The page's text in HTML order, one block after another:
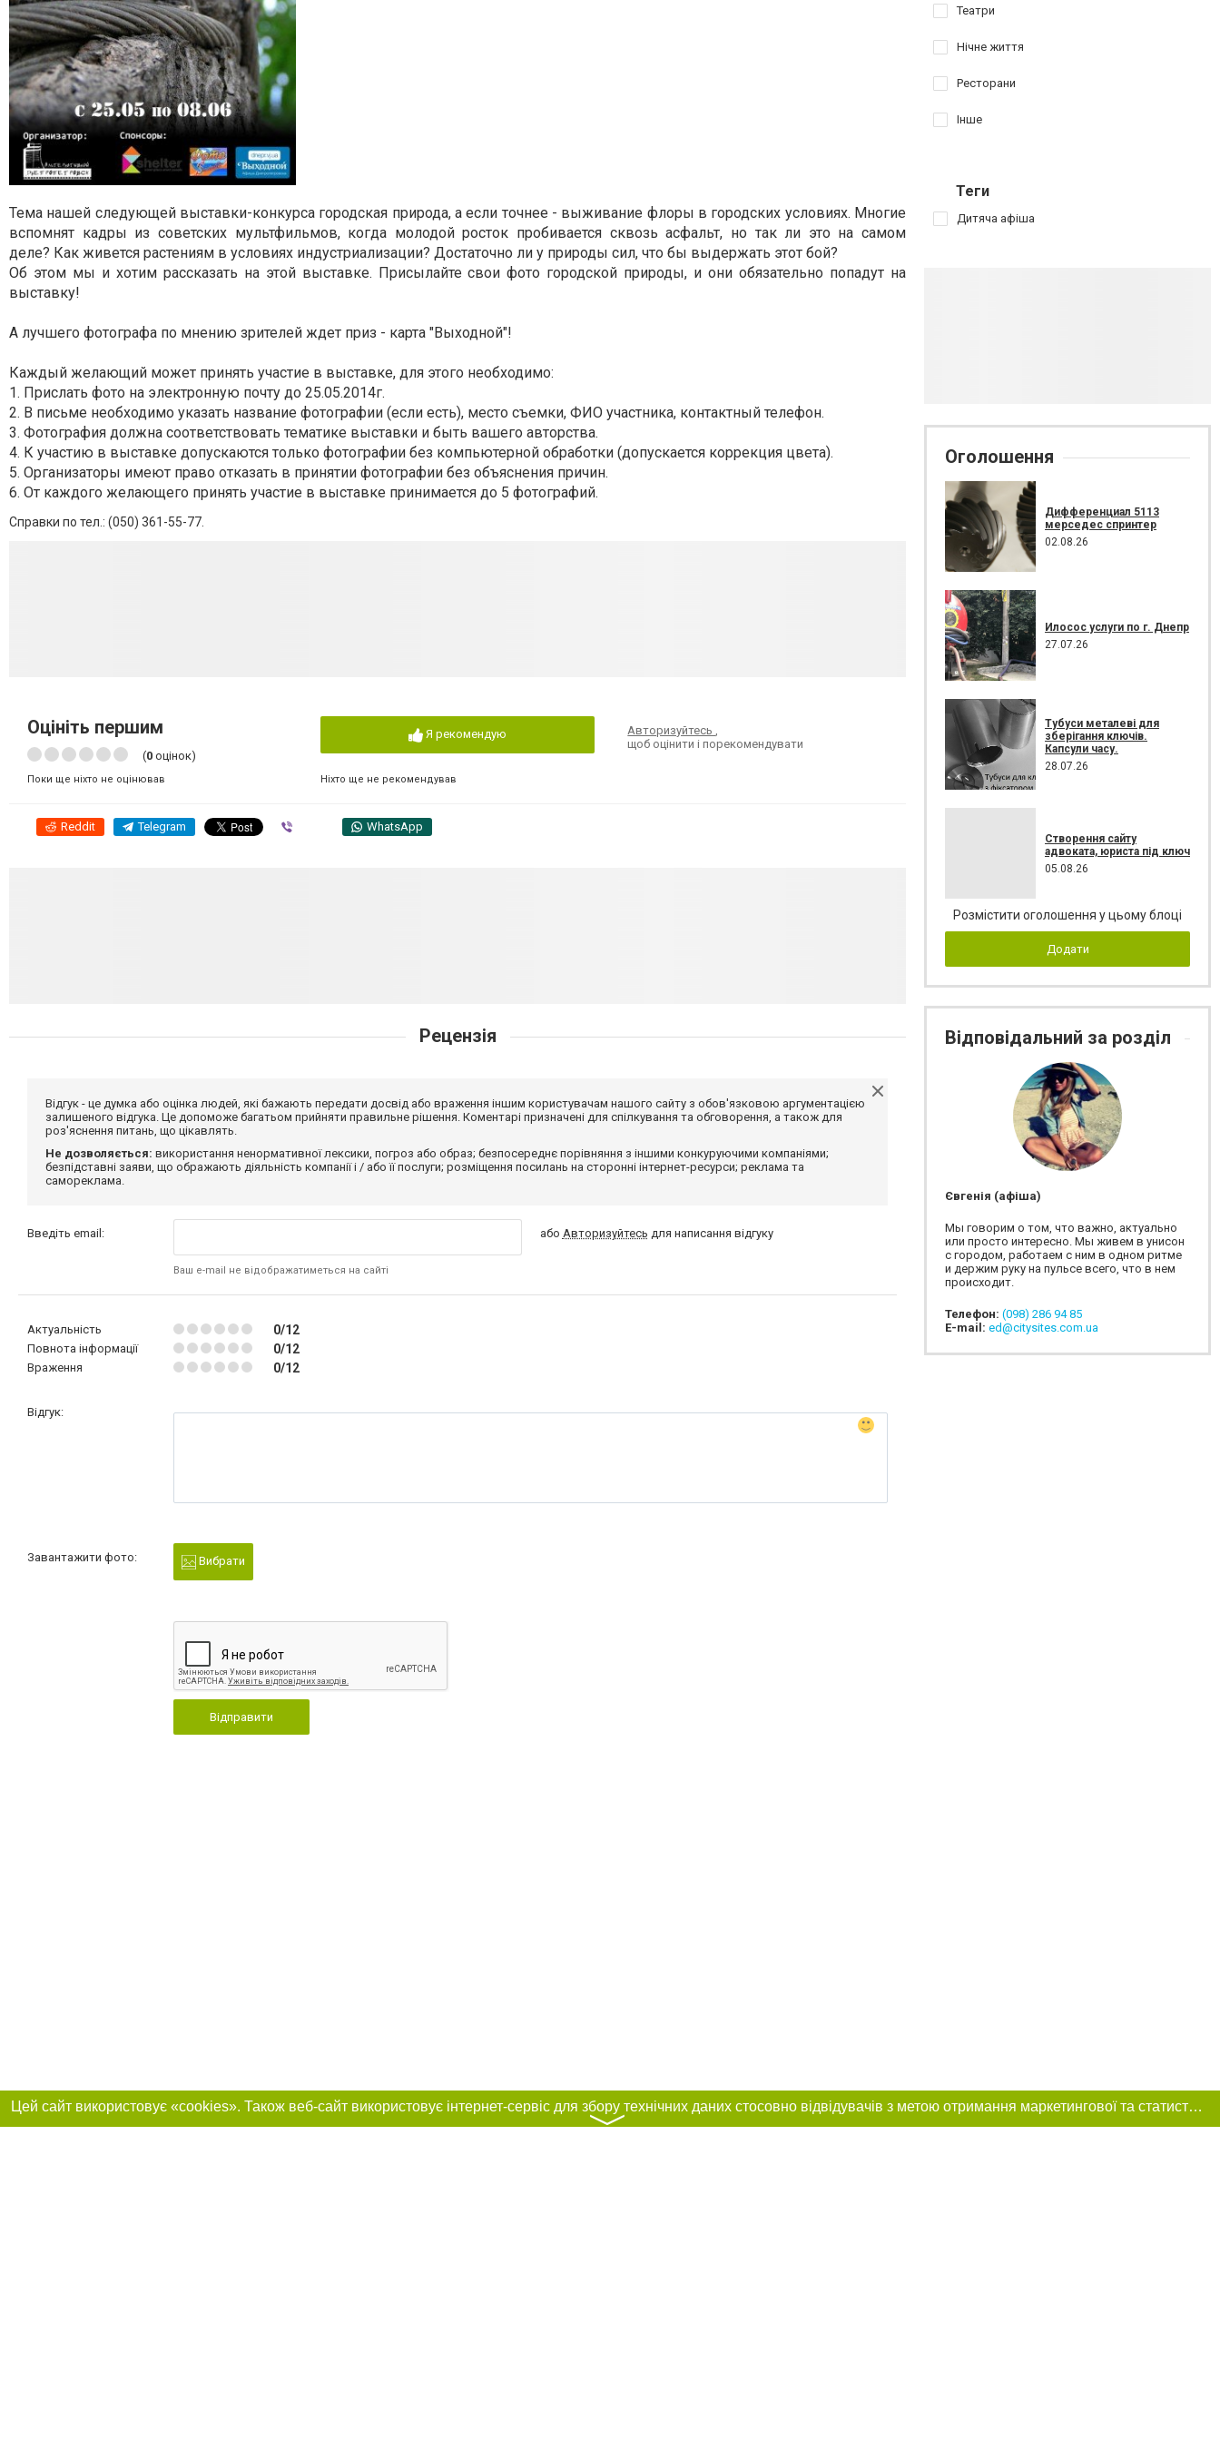
Тема нашей следующей выставки-конкурса городская природа, а если точнее - выживание флоры в городских условиях. Многие
вспомнят кадры из советских мультфильмов, когда молодой росток пробивается сквозь асфальт, но так ли это на самом
деле? Как живется растениям в условиях индустриализации? Достаточно ли у природы сил, что бы выдержать этот бой?
Об этом мы и хотим рассказать на этой выставке. Присылайте свои фото городской природы, и они обязательно попадут на
выставку!
А лучшего фотографа по мнению зрителей ждет приз - карта "Выходной"!
Каждый желающий может принять участие в выставке, для этого необходимо:
1. Прислать фото на электронную почту до 25.05.2014г.
2. В письме необходимо указать название фотографии (если есть), место съемки, ФИО участника, контактный телефон.
3. Фотография должна соответствовать тематике выставки и быть вашего авторства.
4. К участию в выставке допускаются только фотографии без компьютерной обработки (допускается коррекция цвета).
5. Организаторы имеют право отказать в принятии фотографии без объяснения причин.
6. От каждого желающего принять участие в выставке принимается до 5 фотографий.
Справки по тел.: (050) 361-55-77.
Оцініть першим
(0 оцінок)
Поки ще ніхто не оцінював
Я рекомендую
Ніхто ще не рекомендував
Авторизуйтесь
щоб оцінити і порекомендувати
Reddit Telegram WhatsApp
Рецензія
Відгук - це думка або оцінка людей, які бажають передати досвід або враження іншим користувачам нашого сайту з обов'язковою аргументацією
залишеного відгука. Це допоможе багатьом прийняти правильне рішення. Коментарі призначені для спілкування та обговорення, а також для
роз'яснення питань, що цікавлять.
Не дозволяється: використання ненормативної лексики, погроз або образ; безпосереднє порівняння з іншими конкуруючими компаніями;
безпідставні заяви, що ображають діяльність компанії і / або її послуги; розміщення посилань на сторонні інтернет-ресурси; реклама та
самореклама.
Введіть email:
Ваш e-mail не відображатиметься на сайті
або Авторизуйтесь для написання відгуку
Актуальність 0/12
Повнота інформації 0/12
Враження 0/12
Відгук:
Завантажити фото: Вибрати
Відправити
Театри
Нічне життя
Ресторани
Інше
Теги
Дитяча афіша
Оголошення
Дифференциал 5113
мерседес спринтер
02.08.26
Илосос услуги по г. Днепр
27.07.26
Тубуси металеві для
зберігання ключів.
Капсули часу.
28.07.26
Створення сайту
адвоката, юриста під ключ
05.08.26
Розмістити оголошення у цьому блоці
Додати
Відповідальний за розділ
Євгенія (афіша)
Мы говорим о том, что важно, актуально
или просто интересно. Мы живем в унисон
с городом, работаем с ним в одном ритме
и держим руку на пульсе всего, что в нем
происходит.
Телефон: (098) 286 94 85
E-mail: ed@citysites.com.ua
Цей сайт використовує «cookies». Також веб-сайт використовує інтернет-сервіс для збору технічних даних стосовно відвідувачів з метою отримання маркетингової та статистичної інформації. Умови обробки даних відвідувачів сайту див.
〉